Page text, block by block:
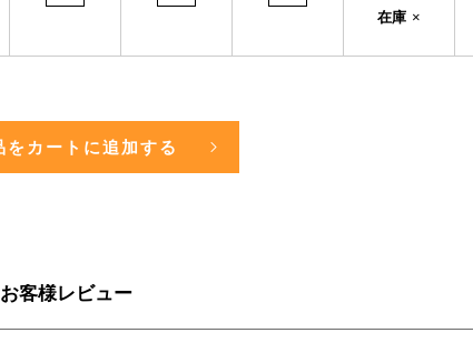
在庫 ×
お客様レビュー